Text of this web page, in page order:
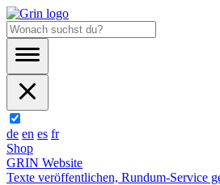
de en es fr
Shop
GRIN Website
Texte veröffentlichen, Rundum-Service